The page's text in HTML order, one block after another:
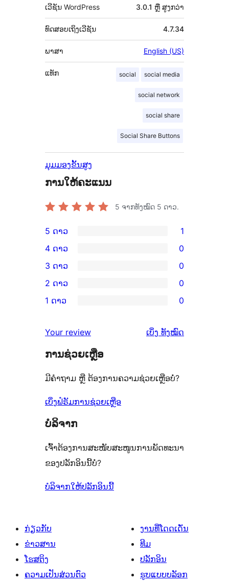
ເວີຊັນ WordPress 3.0.1 ຫຼື ສູງກວ່າ
ທົດສອບເຖິງເວີຊັນ 4.7.34
ພາສາ English (US)
ແທັກ social social media
social network
social share
Social Share Buttons
ມຸມມອງຂັ້ນສູງ
ການໃຫ້ຄະແນນ
5 ຈາກທັງໝົດ 5 ດາວ.
ການ
ວິຈານ
5
ດາວ
ຈຳນວນ
ລາຍການ
5 ດາວ 1
ວິຈານ
4
ດາວ
0
ລາຍການ
4 ດາວ 0
ການ
ວິຈານ
3
ຈຳນວນ
0
3 ດາວ 0
ວິຈານ
ດາວ
ຈຳນວນ
ລາຍການ
2 ດາວ 0
1
ດາວ
0
ລາຍການ
1 ດາວ 0
Your review ເບິ່ງ ຄຳ
ທັງໝົດ
ການຊ່ວຍເຫຼືອ
ມີຄຳຖາມ ຫຼື ຕ້ອງການຄວາມຊ່ວຍເຫຼືອບໍ່?
ເບິ່ງຟໍຣັມການຊ່ວຍເຫຼືອ
ບໍລິຈາກ
ເຈົ້າຕ້ອງການສະໜັບສະໜູນການພັດທະນາ
ຂອງປລັກອິນນີ້ບໍ່?
ບໍລິຈາກໃຫ້ປລັກອິນນີ້
ກ່ຽວກັບ
ຂ່າວສານ
ໂຮສຕິງ
ຄວາມເປັນສ່ວນຕົວ
ງານທີ່ໂດດເດັ່ນ
ທີມ
ປລັກອິນ
ຮູບແບບບລັອກ